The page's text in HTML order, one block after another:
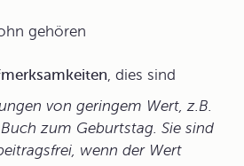
gehören
, dies sind
von geringem Wert, z.B.
zum Geburtstag. Sie sind
wenn der Wert